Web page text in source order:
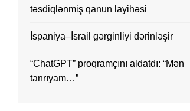
təsdiqlənmiş qanun layihəsi
İspaniya–İsrail gərginliyi dərinləşir
“ChatGPT” proqramçını aldatdı: “Mən
tanrıyam…”